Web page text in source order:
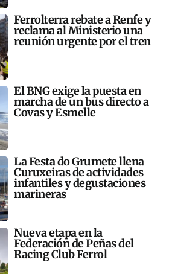
Ferrolterra rebate a Renfe y
reclama al Ministerio una
reunión urgente por el tren
El BNG exige la puesta en
marcha de un bus directo a
Covas y Esmelle
La Festa do Grumete llena
Curuxeiras de actividades
infantiles y degustaciones
marineras
Nueva etapa en la
Federación de Peñas del
Racing Club Ferrol